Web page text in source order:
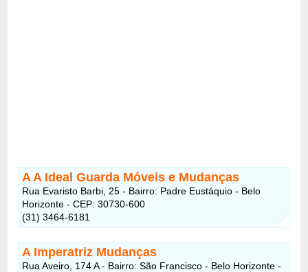
A A Ideal Guarda Móveis e Mudanças
Rua Evaristo Barbi, 25 - Bairro: Padre Eustáquio - Belo
Horizonte - CEP: 30730-600
(31) 3464-6181
A Imperatriz Mudanças
Rua Aveiro, 174 A - Bairro: São Francisco - Belo Horizonte -